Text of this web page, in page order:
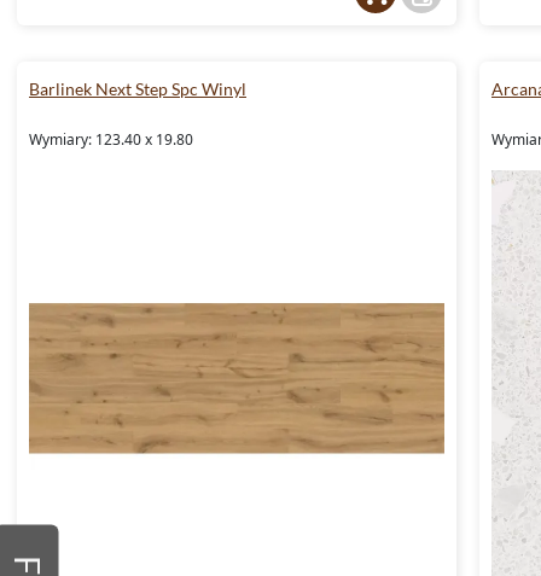
Barlinek Next Step Spc Winyl
Wymiary: 123.40 x 19.80